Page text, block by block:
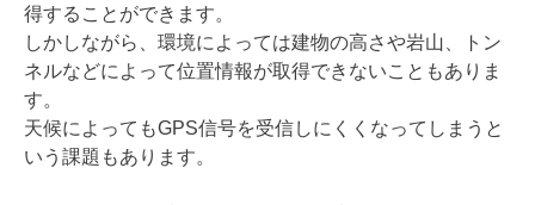
得することができます。
しかしながら、環境によっては建物の高さや岩山、トン
ネルなどによって位置情報が取得できないこともありま
す。
天候によってもGPS信号を受信しにくくなってしまうと
いう課題もあります。